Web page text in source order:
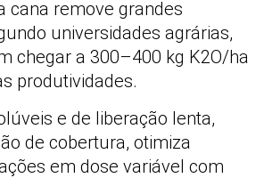
cana remove grandes
universidades agrárias,
chegar a 300–400 kg K2O/ha
produtividades.
e de liberação lenta,
de cobertura, otimiza
em dose variável com